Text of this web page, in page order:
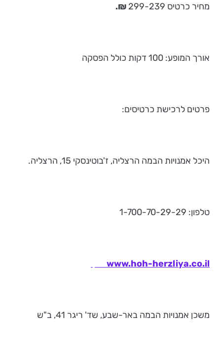
מחיר כרטיס 299-239 ₪.
אורך המופע: 100 דקות כולל הפסקה
פרטים לרכישת כרטיסים:
היכל אמנויות הבמה הרצליה, ז'בוטינסקי 15, הרצליה.
טלפון: 1-700-70-29-29
www.hoh-herzliya.co.il
משכן אמנויות הבמה באר-שבע, שד' ריגר 41, ב"ש